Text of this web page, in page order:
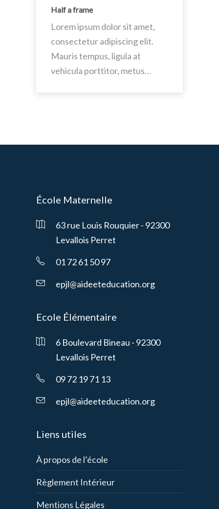
Half a frame
Lorem ipsum dolor sit amet,
consectetur adipiscing elit.
Mauris tempus, ligula at
vehicula porttitor, metus…
École Maternelle
63 rue Louis Rouquier - 92300
Levallois Perret
01 72 61 50 97
epjl@aideeteducation.org
Ecole Élémentaire
6 Boulevard Bineau - 92300
Levallois Perret
09 72 19 71 13
epjl@aideeteducation.org
Liens utiles
À propos de l’école
Règlement Intérieur
Mentions Légales